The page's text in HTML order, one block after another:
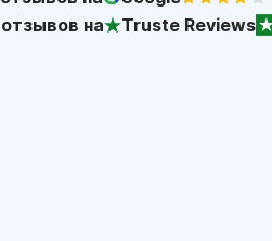
отзывов на Truste Reviews